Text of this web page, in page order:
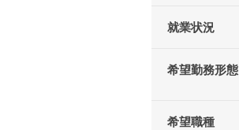
就業状況
希望勤務形態
希望職種